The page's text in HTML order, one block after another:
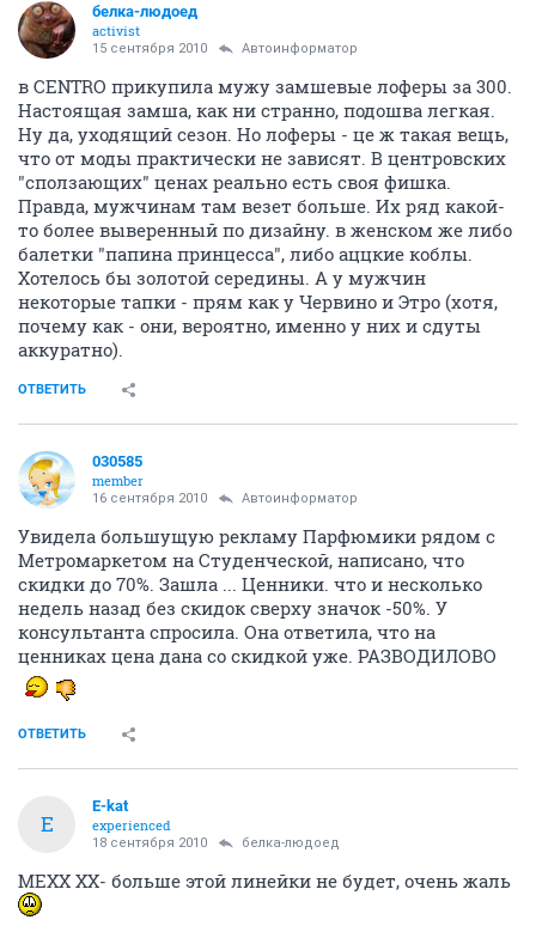
белка-людоед
activist
15 сентября 2010 Автоинформатор
в CENTRO прикупила мужу замшевые лоферы за 300.
Настоящая замша, как ни странно, подошва легкая.
Ну да, уходящий сезон. Но лоферы - це ж такая вещь,
что от моды практически не зависят. В центровских
"сползающих" ценах реально есть своя фишка.
Правда, мужчинам там везет больше. Их ряд какой-
то более выверенный по дизайну. в женском же либо
балетки "папина принцесса", либо аццкие коблы.
Хотелось бы золотой середины. А у мужчин
некоторые тапки - прям как у Червино и Этро (хотя,
почему как - они, вероятно, именно у них и сдуты
аккуратно).
ОТВЕТИТЬ
030585
member
16 сентября 2010 Автоинформатор
Увидела большущую рекламу Парфюмики рядом с
Метромаркетом на Студенческой, написано, что
скидки до 70%. Зашла ... Ценники. что и несколько
недель назад без скидок сверху значок -50%. У
консультанта спросила. Она ответила, что на
ценниках цена дана со скидкой уже. РАЗВОДИЛОВО
ОТВЕТИТЬ
E
E-kat
experienced
18 сентября 2010 белка-людоед
MEXX XX- больше этой линейки не будет, очень жаль